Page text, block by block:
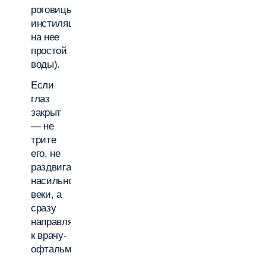
роговицы
инстиляцией
на нее
простой
воды).
Если
глаз
закрыт
— не
трите
его, не
раздвигайте
насильно
веки, а
сразу
направляйтесь
к врачу-
офтальмологу.